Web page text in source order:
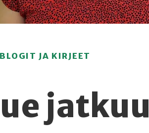
JA KIRJEET
jatkuu